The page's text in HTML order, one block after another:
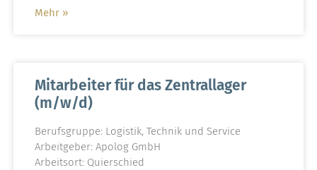
Mehr »
Mitarbeiter für das Zentrallager
(m/w/d)
Berufsgruppe: Logistik, Technik und Service
Arbeitgeber: Apolog GmbH
Arbeitsort: Quierschied